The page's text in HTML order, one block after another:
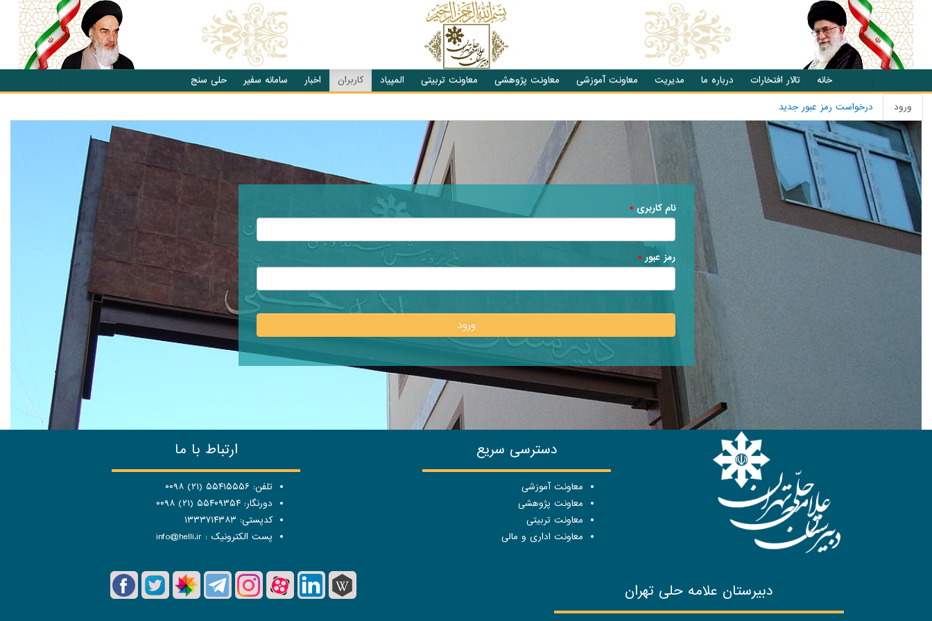
انتقال به محتوای اصلی
خانه تالار افتخارات درباره ما مدیریت معاونت آموزشی معاونت پژوهشی معاونت تربیتی المپیاد کاربران اخبار سامانه سفیر حلی سنج
تب های اصلی
ورود
فعال)
درخواست رمز عبور جدید
نام کاربری*
رمز عبور*
ورود
دسترسی سریع
معاونت آموزشی
معاونت پژوهشی
معاونت تربیتی
معاونت اداری و مالی
ارتباط با ما
تلفن: ۵۵۴۱۵۵۵۶ (۲۱) ۰۰۹۸
دورنگار: ۵۵۴۰۹۳۵۴ (۲۱) ۰۰۹۸
کدپستی: ۱۳۳۳۷۱۴۳۸۳
پست الکترونیک : info@helli.ir
دبیرستان علامه حلی تهران